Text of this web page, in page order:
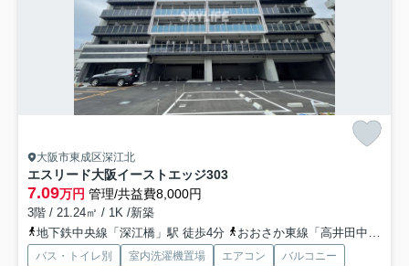
大阪市東成区深江北
エスリード大阪イーストエッジ303
7.09万円 管理/共益費8,000円
3階 / 21.24㎡ / 1K /新築
地下鉄中央線「深江橋」駅 徒歩4分
おおさか東線「高井田中央」駅 徒歩15分
バス・トイレ別 室内洗濯機置場 エアコン
バルコニー